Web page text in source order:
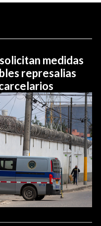
medidas
represalias